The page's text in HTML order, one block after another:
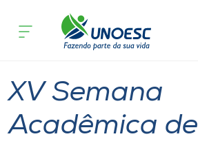
Cursos
Pesquisa
acontece
XV Semana
Acadêmica de